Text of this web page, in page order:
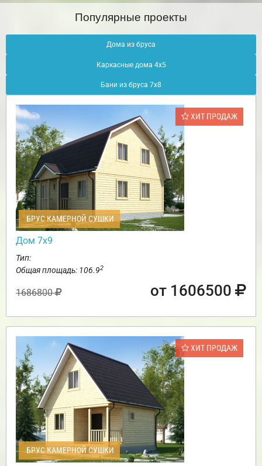
Популярные проекты
Дома из бруса
Каркасные дома 4х5
Бани из бруса 7х8
ХИТ ПРОДАЖ
БРУС КАМЕРНОЙ СУШКИ
Дом 7х9
Тип:
Общая площадь: 106.92
1686800 от 1606500
ХИТ ПРОДАЖ
БРУС КАМЕРНОЙ СУШКИ